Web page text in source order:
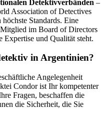
Detektivverbänden –
Association of Detectives
Standards. Eine
im Board of Directors
und Qualität steht.
in Argentinien?
Angelegenheit
Condor ist Ihr kompetenter
Fragen, beschaffen die
die Sicherheit, die Sie